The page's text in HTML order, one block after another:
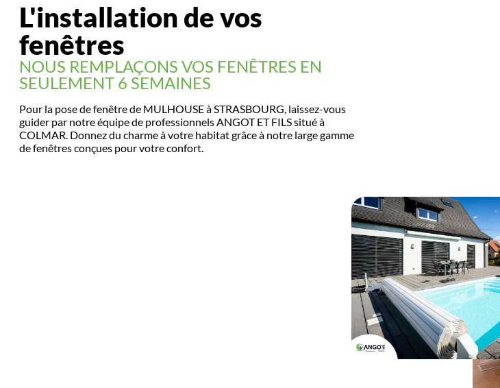
L'installation de vos
fenêtres
NOUS REMPLAÇONS VOS FENÊTRES EN
SEULEMENT 6 SEMAINES
Pour la pose de fenêtre de MULHOUSE à STRASBOURG, laissez-vous
guider par notre équipe de professionnels ANGOT ET FILS situé à
COLMAR. Donnez du charme à votre habitat grâce à notre large gamme
de fenêtres conçues pour votre confort.